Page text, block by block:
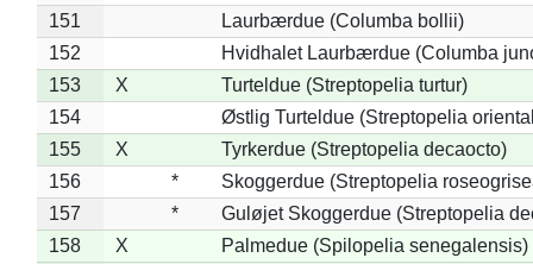
151
Laurbærdue (Columba bollii)
152
Hvidhalet Laurbærdue (Columba
153
X
Turteldue (Streptopelia turtur)
154
Østlig Turteldue (Streptopelia
155
X
Tyrkerdue (Streptopelia decaocto)
156
*
Skoggerdue (Streptopelia
157
*
Guløjet Skoggerdue (Streptopelia
158
X
Palmedue (Spilopelia senegalensis)